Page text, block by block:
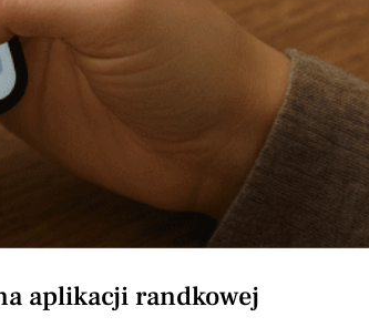
aplikacji randkowej